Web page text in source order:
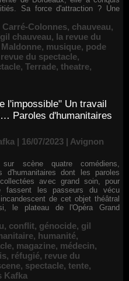
Sa force d'attraction ? Une
Carré-Colonnes, chauveau,
gil chauveau, la revue du
Maldonne, musique, pode
revue du spectacle,
, Terrade, theatre,
l'impossible" Un travail
Paroles d'humanitaires
| 16/07/2023 | Avignon
sur scène quatre comédiens,
d'humanitaires dont les paroles
avec grand soin, pour
fassent les passeurs du vécu
de cet objet théâtral
le plateau de l'Opéra Grand
, conflit, génocide, gil
, humanité,
, magazine, médecin,
, réfugié, revue du
, spectacle, tente,
Kafka